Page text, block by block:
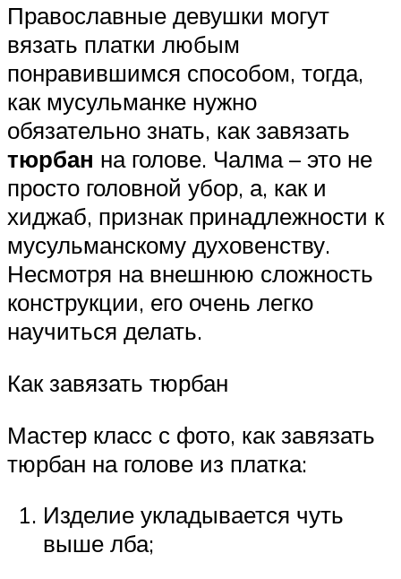
Православные девушки могут
вязать платки любым
понравившимся способом, тогда,
как мусульманке нужно
обязательно знать, как завязать
тюрбан на голове. Чалма – это не
просто головной убор, а, как и
хиджаб, признак принадлежности к
мусульманскому духовенству.
Несмотря на внешнюю сложность
конструкции, его очень легко
научиться делать.
Как завязать тюрбан
Мастер класс с фото, как завязать
тюрбан на голове из платка:
Изделие укладывается чуть
выше лба;